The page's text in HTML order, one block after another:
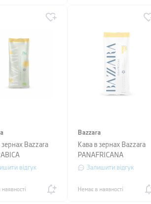
зернах Bazzara
250 г,
відгук
Bazzara
Кава в зернах Bazzara
PANAFRICANA
моносорт (100%), 250г
Залишити відгук
Немає в наявності